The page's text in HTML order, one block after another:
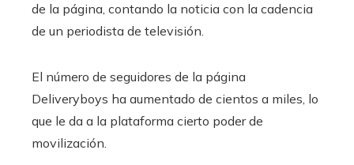
de la página, contando la noticia con la cadencia
de un periodista de televisión.
El número de seguidores de la página
Deliveryboys ha aumentado de cientos a miles, lo
que le da a la plataforma cierto poder de
movilización.